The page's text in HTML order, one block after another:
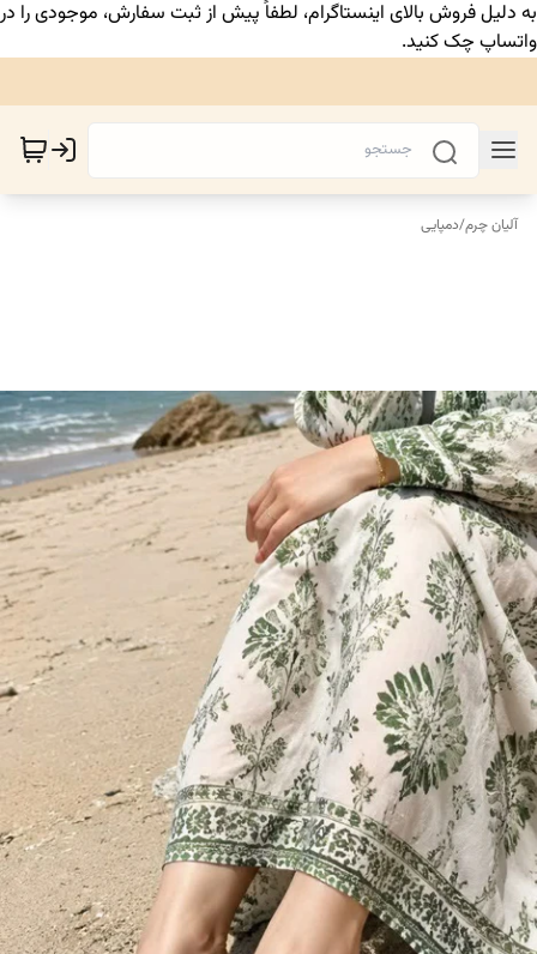
به دلیل فروش بالای اینستاگرام، لطفاً پیش از ثبت سفارش، موجودی را در
واتساپ چک کنید.
آلیان چرم/دمپایی